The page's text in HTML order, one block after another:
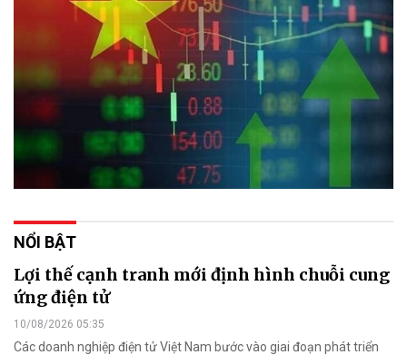
NỔI BẬT
Lợi thế cạnh tranh mới định hình chuỗi cung
ứng điện tử
10/08/2026 05:35
Các doanh nghiệp điện tử Việt Nam bước vào giai đoạn phát triển